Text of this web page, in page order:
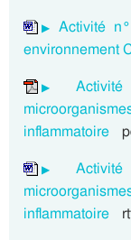
Activité
environnement
inflammatoire
inflammatoire